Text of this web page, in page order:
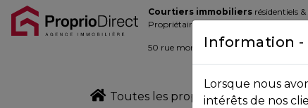
Blogue
Courtiers immobiliers résidentiels
Propriétaires de la place d’affaire
50 rue morin,Sainte-Adèle, Québec
Toutes les propriétés
Information -
Lorsque nous
intérêts de nos